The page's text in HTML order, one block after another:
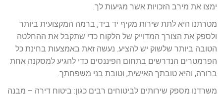
ימצו את מירב הזכויות אשר מגיעות לך.
מטרתנו היא לתת שירות מקיף יד ביד, ברמה המקצועית ביותר
ולספק את הצורך המדוייק של הלקוח כדי שתקבל את ההחלטה
הטובה ביותר שלשוק יש להציע. נעשה זאת באמצעות בחינת כל
הפרמטרים הנדרשים בתחום הפיננסים כדי להגיע למסקנה אחת
ברורה, והיא טובתך האישית, וטובת בני משפחתך.
משרדנו מספק שירותים לביטוחים רבים כגון: ביטוח דירה – מבנה